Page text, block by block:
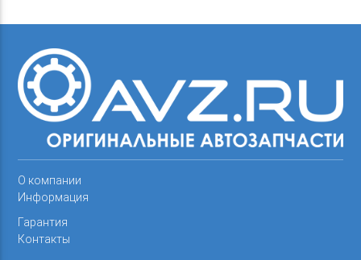
О компании
Информация
Гарантия
Контакты